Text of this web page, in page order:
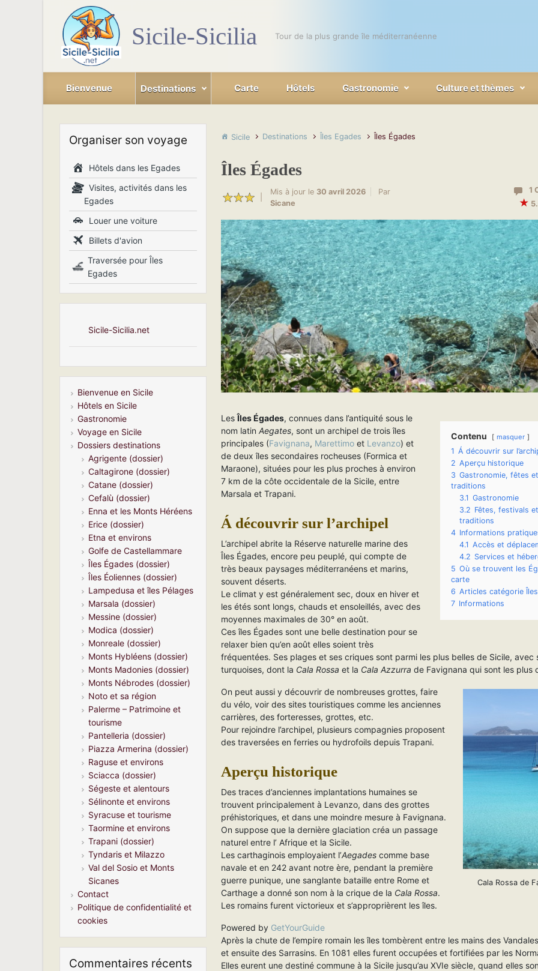
Skip to main content
Sicile-Sicilia Tour de la plus grande île méditerranéenne
Bienvenue Destinations Carte Hôtels Gastronomie Culture et thèmes
Sicile Destinations Îles Egades Îles Égades
Îles Égades
Mis à jour le 30 avril 2026
Par
Sicane
1
★
Contenu masquer
1 Á découvrir sur
2 Aperçu historique
3 Gastronomie, fêtes et
traditions
3.1 Gastronomie
3.2 Fêtes, festivals et
traditions
4 Informations
4.1 Accès et
4.2 Services et
5 Où se trouvent les
carte
6 Articles catégorie
7 Informations
LesÎles Égades, connues dans l’antiquité sous le
nom latinAegates, sont un archipel de trois îles
principales (Favignana, Marettimo et Levanzo) et
de deux îles secondaires rocheuses (Formica et
Maraone), situées pour les plus proches à environ
7 km de la côte occidentale de la Sicile, entre
Marsala et Trapani.
Á découvrir sur l’archipel
L’archipel abrite la Réserve naturelle marine des
Îles Égades, encore peu peuplé, qui compte de
très beaux paysages méditerranéens et marins,
souvent déserts.
Le climat y est généralement sec, doux en hiver et
les étés sont longs, chauds et ensoleillés, avec des
moyennes maximales de 30° en août.
Ces îles Égades sont une belle destination pour se
relaxer bien qu’en août elles soient très
fréquentées. Ses plages et ses criques sont parmi les plus belles de Sicile, avec
turquoises, dont la Cala Rossa et la Cala Azzurra de Favignana qui sont les plus
Cala Rossa de
On peut aussi y découvrir de nombreuses grottes, faire
du vélo, voir des sites touristiques comme les anciennes
carrières, des forteresses, grottes, etc.
Pour rejoindre l’archipel, plusieurs compagnies proposent
des traversées en ferries ou hydrofoils depuis Trapani.
Aperçu historique
Des traces d’anciennes implantations humaines se
trouvent principalement à Levanzo, dans des grottes
préhistoriques, et dans une moindre mesure à Favignana.
On suppose que la dernière glaciation créa un passage
naturel entre l’ Afrique et la Sicile.
Les carthaginois employaient l’Aegades comme base
navale et en 242 avant notre ère, pendant la première
guerre punique, une sanglante bataille entre Rome et
Carthage a donné son nom à la crique de la Cala Rossa.
Les romains furent victorieux et s’approprièrent les îles.
Powered by GetYourGuide
Après la chute de l’empire romain les îles tombèrent entre les mains des
et ensuite des Sarrasins. En 1081 elles furent occupées et fortifiées par les
Elles eurent une destiné commune à la Sicile jusqu’au XVIe siècle, quand elles
Organiser son voyage
Hôtels dans les Egades
Visites, activités dans les
Egades
Louer une voiture
Billets d'avion
Traversée pour Îles
Egades
Sicile-Sicilia.net
Bienvenue en Sicile
Hôtels en Sicile
Gastronomie
Voyage en Sicile
Dossiers destinations
Agrigente (dossier)
Caltagirone (dossier)
Catane (dossier)
Cefalù (dossier)
Enna et les Monts Héréens
Erice (dossier)
Etna et environs
Golfe de Castellammare
Îles Égades (dossier)
Îles Éoliennes (dossier)
Lampedusa et îles Pélages
Marsala (dossier)
Messine (dossier)
Modica (dossier)
Monreale (dossier)
Monts Hybléens (dossier)
Monts Madonies (dossier)
Monts Nébrodes (dossier)
Noto et sa région
Palerme – Patrimoine et
tourisme
Pantelleria (dossier)
Piazza Armerina (dossier)
Raguse et environs
Sciacca (dossier)
Ségeste et alentours
Sélinonte et environs
Syracuse et tourisme
Taormine et environs
Trapani (dossier)
Tyndaris et Milazzo
Val del Sosio et Monts
Sicanes
Contact
Politique de confidentialité et
cookies
Commentaires récents